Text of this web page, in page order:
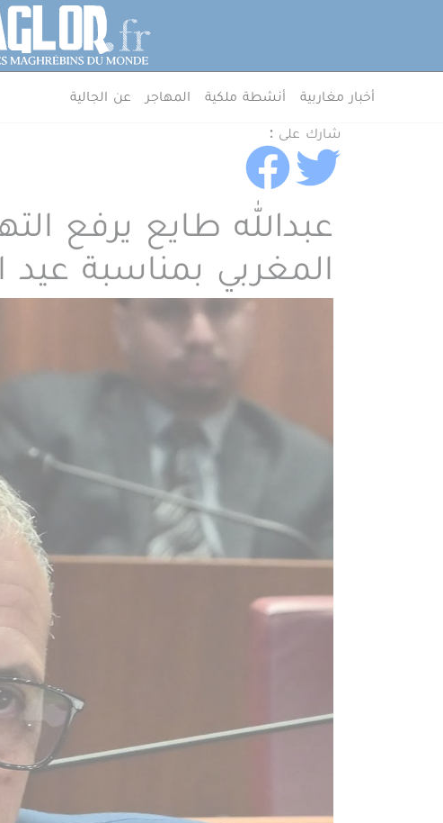
MenuArab
أخبار مغاربية أنشطة ملكية المهاجر عن الجالية
شارك على :
عبدالله طايع يرفع
المغربي بمناسبة عيد